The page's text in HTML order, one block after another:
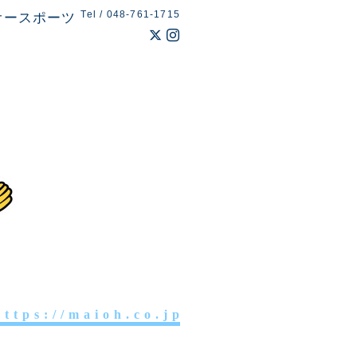
ースポーツ Tel / 048-761-1715
t t p s : / / m a i o h . c o . j p